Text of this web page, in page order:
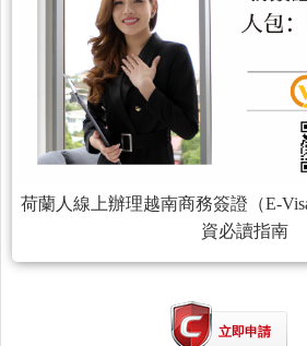
荷蘭人線上辦理越南商務簽證（E-
資必讀指南
立即申請